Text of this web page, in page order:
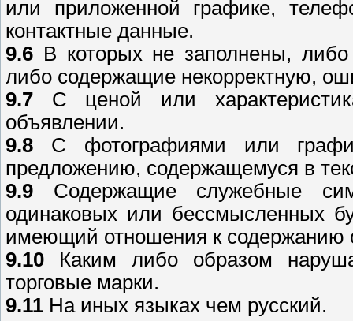
или приложенной графике,
контактные данные.
9.6 В которых не заполнены,
либо содержащие некорректную,
9.7 С ценой или
объявлении.
9.8 С фотографиями или
предложению, содержащемуся в
9.9 Содержащие служебные
одинаковых или бессмысленных
имеющий отношения к содержанию
9.10 Каким либо образом
торговые марки.
9.11 На иных языках чем русский.